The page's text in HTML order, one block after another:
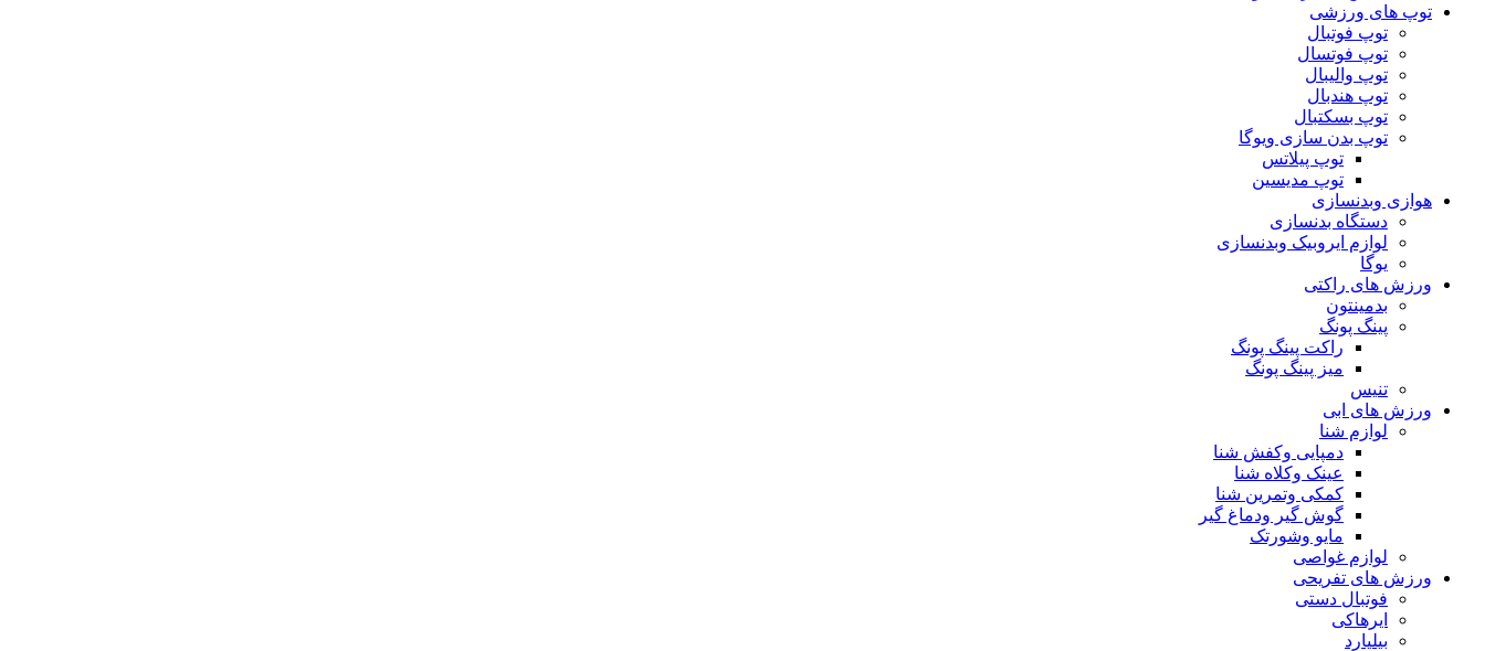
توپ های ورزشی
توپ فوتبال
توپ فوتسال
توپ والیبال
توپ هندبال
توپ بسکتبال
توپ بدن سازی ویوگا
توپ پیلاتس
توپ مدیسین
هوازی وبدنسازی
دستگاه بدنسازی
لوازم ایروبیک وبدنسازی
یوگا
ورزش های راکتی
بدمینتون
پینگ پونگ
راکت پینگ پونگ
میز پینگ پونگ
تنیس
ورزش های ابی
لوازم شنا
دمپایی وکفش شنا
عینک وکلاه شنا
کمکی وتمرین شنا
گوش گیر ودماغ گیر
مایو وشورتک
لوازم غواصی
ورزش های تفریحی
فوتبال دستی
ایرهاکی
بیلیارد